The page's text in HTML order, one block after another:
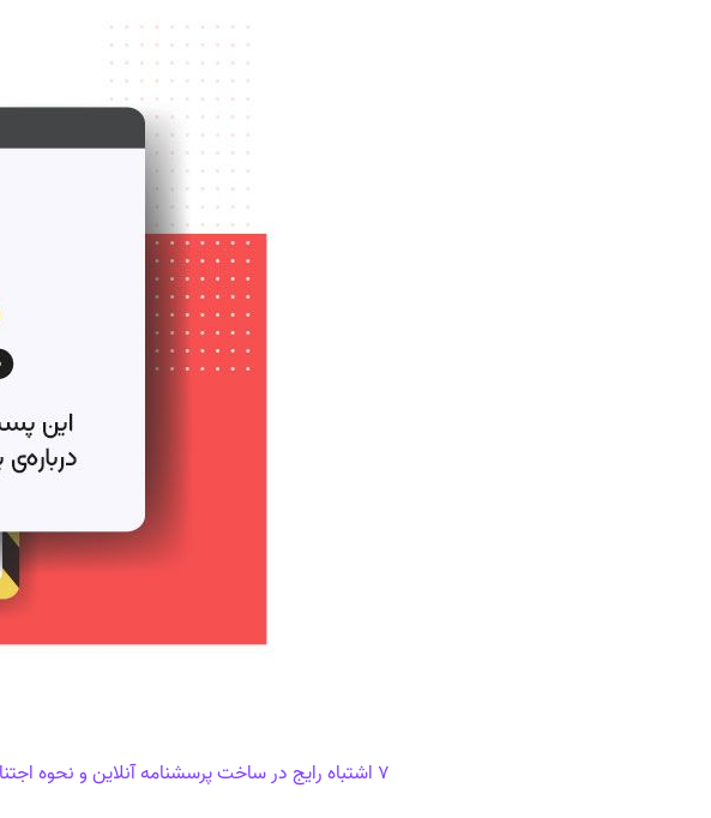
۷ اشتباه رایج در ساخت پرسشنامه آنلاین و نحوه اجتناب از آن‌ها